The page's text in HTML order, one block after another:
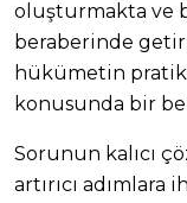
oluşturmakta ve
beraberinde
hükümetin pratik
konusunda bir
Sorunun kalıcı
artırıcı adımlara